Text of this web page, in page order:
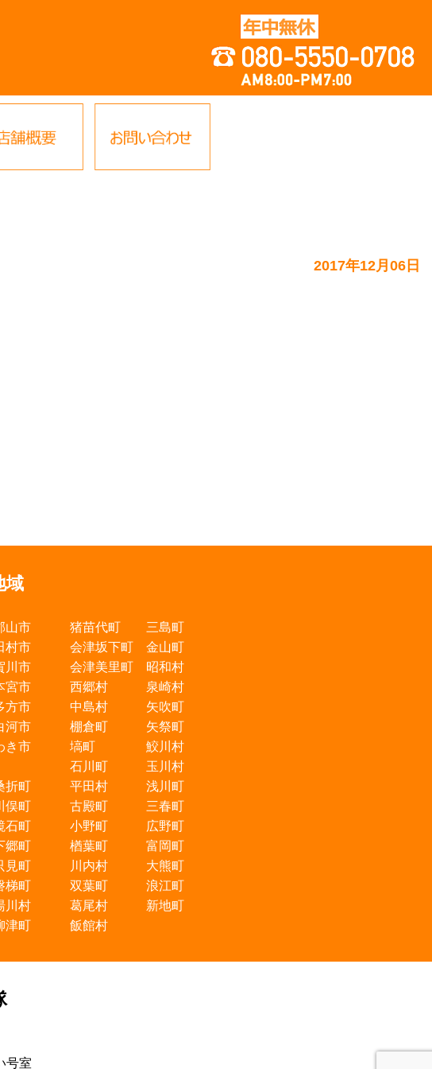
2017年12月06日
域
市
市
市
市
方市
河市
き市
町
町
町
町
町
町
村
町
猪苗代町 三島町
会津坂下町 金山町
会津美里町 昭和村
西郷村 泉崎村
中島村 矢吹町
棚倉町 矢祭町
塙町 鮫川村
石川町 玉川村
平田村 浅川町
古殿町 三春町
小野町 広野町
楢葉町 富岡町
川内村 大熊町
双葉町 浪江町
葛尾村 新地町
飯館村
号室